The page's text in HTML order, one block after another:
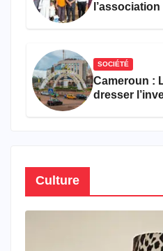
SOCIÉTÉ
Cameroun :
dresser
Culture